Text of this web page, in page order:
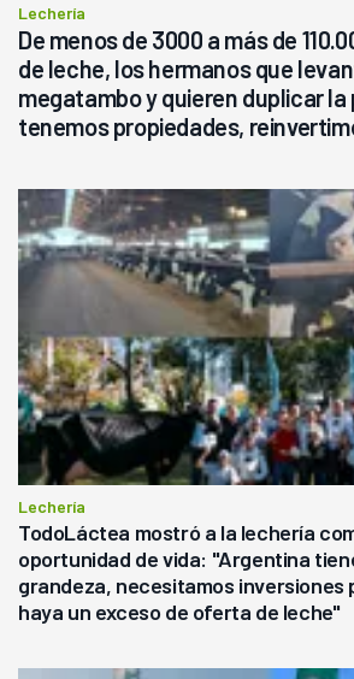
Lechería
De menos de 3000 a más de
de leche, los hermanos que
megatambo y quieren duplicar
tenemos propiedades,
Lechería
TodoLáctea mostró a la lechería
oportunidad de vida: "Argentina
grandeza, necesitamos inversiones
haya un exceso de oferta de leche"